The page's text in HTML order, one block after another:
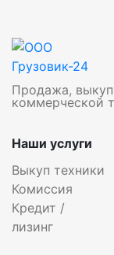
Продажа,
коммерческой
Наши услуги
Выкуп техники
Комиссия
Кредит /
лизинг